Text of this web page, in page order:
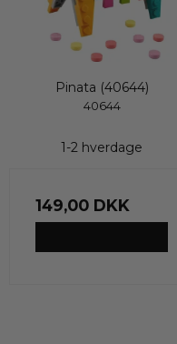
Pinata (40644)
40644
1-2 hverdage
149,00 DKK